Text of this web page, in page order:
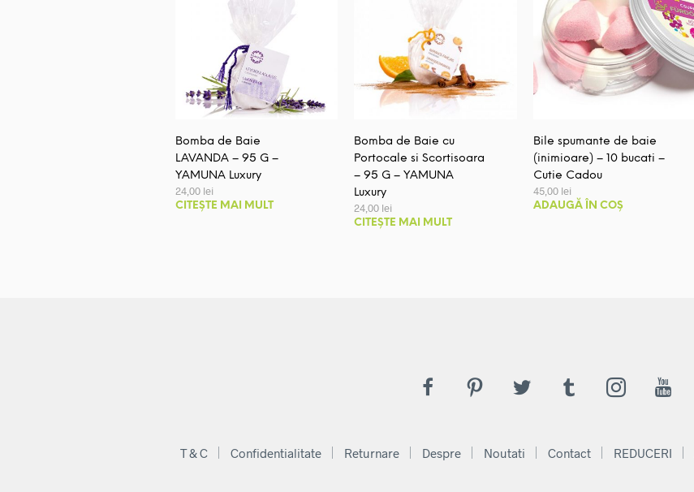
Bomba de Baie
LAVANDA – 95 G –
YAMUNA Luxury
24,00 lei
CITEȘTE MAI MULT
Bomba de Baie cu
Portocale si Scortisoara
– 95 G – YAMUNA
Luxury
24,00 lei
CITEȘTE MAI MULT
Bile spumante de baie
(inimioare) – 10 bucati –
Cutie Cadou
45,00 lei
ADAUGĂ ÎN COȘ
T & C Confidentialitate Returnare Despre Noutati Contact REDUCERI